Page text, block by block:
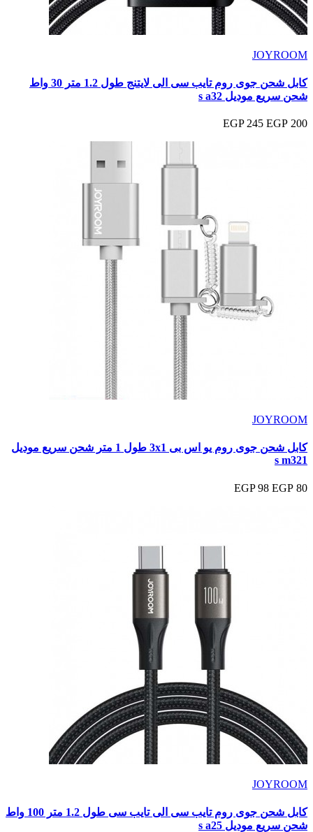
JOYROOM
كابل شحن جوى روم تايب سى الى لايتنج طول 1.2 متر 30 واط
شحن سريع موديل s a32
200 EGP
245 EGP
JOYROOM
كابل شحن جوى روم يو اس بى 3x1 طول 1 متر شحن سريع موديل
s m321
80 EGP
98 EGP
JOYROOM
كابل شحن جوى روم تايب سى الى تايب سى طول 1.2 متر 100 واط
شحن سريع موديل s a25